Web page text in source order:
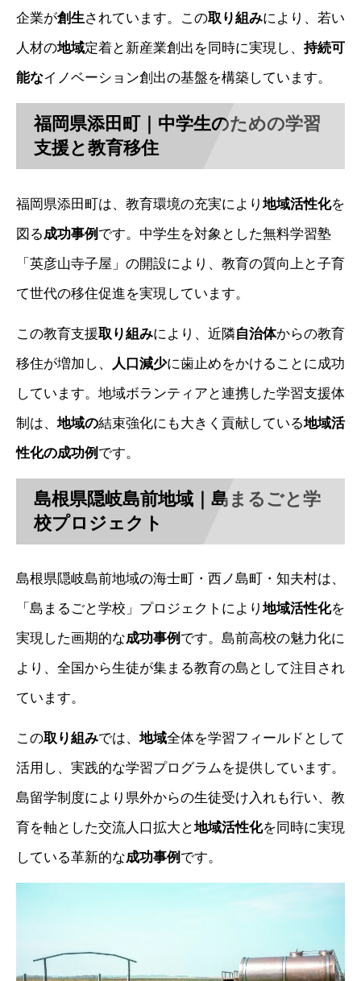
企業が創生されています。この取り組みにより、若い
人材の地域定着と新産業創出を同時に実現し、 持続可
能なイノベーション創出の基盤を構築しています。
福岡県添田町｜中学生のための学習
支援と教育移住
福岡県添田町は、教育環境の充実により 地域活性化を
図る成功事例 です。中学生を対象とした無料学習塾
「英彦山寺子屋」の開設により、教育の質向上と子育
て世代の移住促進を実現しています。
この教育支援取り組みにより、近隣自治体からの教育
移住が増加し、
人口減少に歯止めをかけることに成功
しています。地域ボランティアと連携した学習支援体
制は、 地域の結束強化にも大きく貢献している地域活
性化の成功例 です。
島根県隠岐島前地域｜島まるごと学
校プロジェクト
島根県隠岐島前地域の海士町・西ノ島町・知夫村は、
「島まるごと学校」プロジェクトにより 地域活性化を
実現した画期的な成功事例 です。島前高校の魅力化に
より、全国から生徒が集まる教育の島として注目され
ています。
この取り組みでは、 地域全体を学習フィールドとして
活用し、実践的な学習プログラムを提供しています。
島留学制度により県外からの生徒受け入れも行い、教
育を軸とした交流人口拡大と地域活性化を同時に実現
している革新的な成功事例 です。